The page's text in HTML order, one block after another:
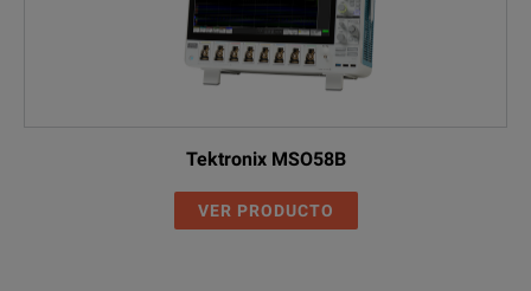
Tektronix MSO58B
VER PRODUCTO